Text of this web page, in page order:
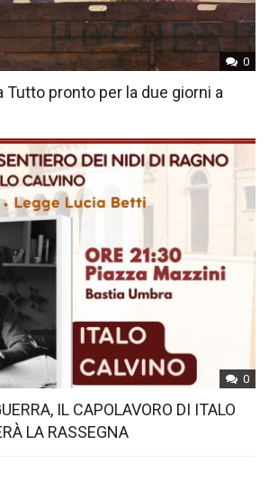
0
Tutto pronto per la due giorni a
0
IL CAPOLAVORO DI ITALO
LA RASSEGNA